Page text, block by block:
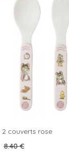
2 couverts rose
8.40€